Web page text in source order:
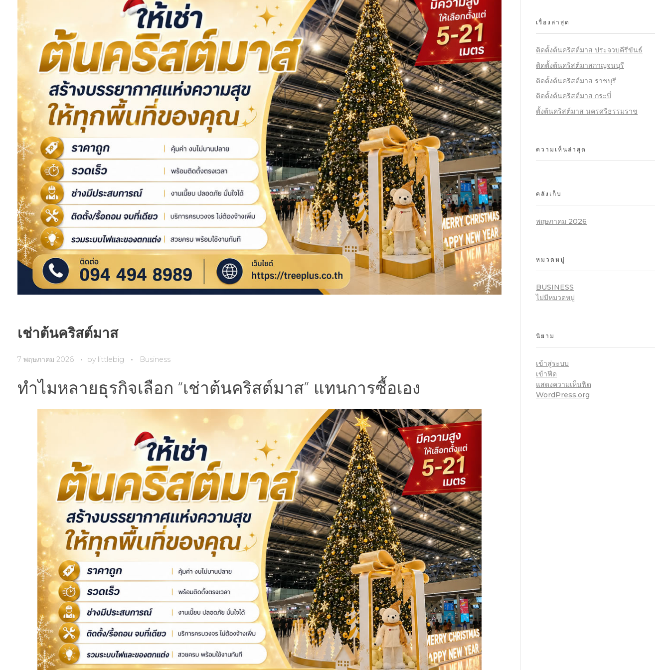
เช่าต้นคริสต์มาส
7 พฤษภาคม 2026 by littlebig Business
ทำไมหลายธุรกิจเลือก “เช่าต้นคริสต์มาส” แทนการซื้อเอง
เรื่องล่าสุด
ติดตั้งต้นคริสต์มาส ประจวบคีรีขันธ์
ติดตั้งต้นคริสต์มาสกาญจนบุรี
ติดตั้งต้นคริสต์มาส ราชบุรี
ติดตั้งต้นคริสต์มาส กระบี่
ตั้งต้นคริสต์มาส นครศรีธรรมราช
ความเห็นล่าสุด
คลังเก็บ
พฤษภาคม 2026
หมวดหมู่
BUSINESS
ไม่มีหมวดหมู่
นิยาม
เข้าสู่ระบบ
เข้าฟีด
แสดงความเห็นฟีด
WordPress.org